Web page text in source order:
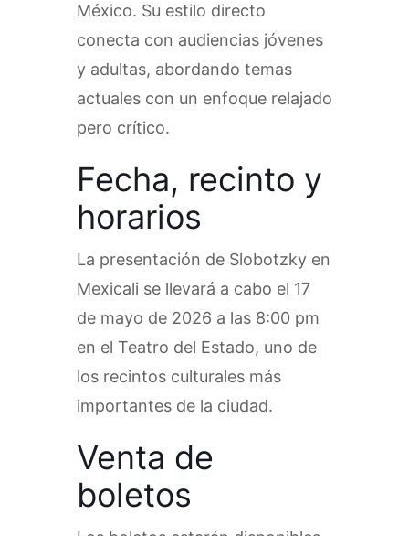
México. Su estilo directo
conecta con audiencias jóvenes
y adultas, abordando temas
actuales con un enfoque relajado
pero crítico.
Fecha, recinto y
horarios
La presentación de Slobotzky en
Mexicali se llevará a cabo el 17
de mayo de 2026 a las 8:00 pm
en el Teatro del Estado, uno de
los recintos culturales más
importantes de la ciudad.
Venta de
boletos